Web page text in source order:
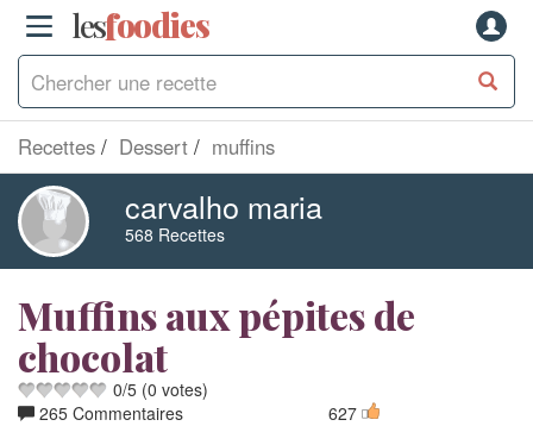
lesfoodies
Recettes Dessert muffins
carvalho maria
568 Recettes
Muffins aux pépites de
chocolat
0/5 (0 votes)
265 Commentaires
627